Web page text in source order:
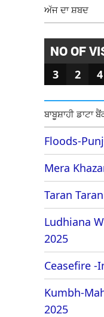
ਅੱਜ ਦਾ ਸ਼ਬਦ
NO OF
3 2 4
ਬਾਬੂਸ਼ਾਹੀ ਡਾਟਾ
Floods-
Mera
Taran
Ludhiana
2025
Ceasefire -
Kumbh-
2025